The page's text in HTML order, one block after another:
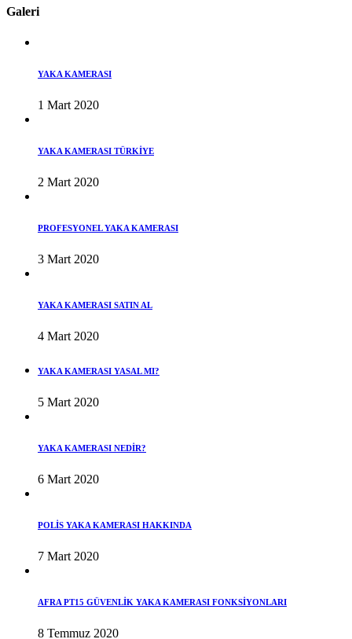
Galeri
YAKA KAMERASI
1 Mart 2020
YAKA KAMERASI TÜRKİYE
2 Mart 2020
PROFESYONEL YAKA KAMERASI
3 Mart 2020
YAKA KAMERASI SATIN AL
4 Mart 2020
YAKA KAMERASI YASAL MI?
5 Mart 2020
YAKA KAMERASI NEDİR?
6 Mart 2020
POLİS YAKA KAMERASI HAKKINDA
7 Mart 2020
AFRA PT15 GÜVENLİK YAKA KAMERASI FONKSİYONLARI
8 Temmuz 2020